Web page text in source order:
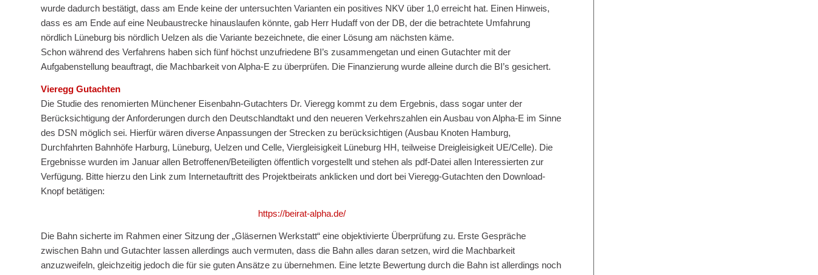
wurde dadurch bestätigt, dass am Ende keine der untersuchten Varianten ein positives NKV über 1,0 erreicht hat. Einen Hinweis,
dass es am Ende auf eine Neubaustrecke hinauslaufen könnte, gab Herr Hudaff von der DB, der die betrachtete Umfahrung
nördlich Lüneburg bis nördlich Uelzen als die Variante bezeichnete, die einer Lösung am nächsten käme.
Schon während des Verfahrens haben sich fünf höchst unzufriedene BI’s zusammengetan und einen Gutachter mit der
Aufgabenstellung beauftragt, die Machbarkeit von Alpha-E zu überprüfen. Die Finanzierung wurde alleine durch die BI’s gesichert.
Vieregg Gutachten
Die Studie des renomierten Münchener Eisenbahn-Gutachters Dr. Vieregg kommt zu dem Ergebnis, dass sogar unter der
Berücksichtigung der Anforderungen durch den Deutschlandtakt und den neueren Verkehrszahlen ein Ausbau von Alpha-E im Sinne
des DSN möglich sei. Hierfür wären diverse Anpassungen der Strecken zu berücksichtigen (Ausbau Knoten Hamburg,
Durchfahrten Bahnhöfe Harburg, Lüneburg, Uelzen und Celle, Viergleisigkeit Lüneburg HH, teilweise Dreigleisigkeit UE/Celle). Die
Ergebnisse wurden im Januar allen Betroffenen/Beteiligten öffentlich vorgestellt und stehen als pdf-Datei allen Interessierten zur
Verfügung. Bitte hierzu den Link zum Internetauftritt des Projektbeirats anklicken und dort bei Vieregg-Gutachten den Download-
Knopf betätigen:
https://beirat-alpha.de/
Die Bahn sicherte im Rahmen einer Sitzung der „Gläsernen Werkstatt“ eine objektivierte Überprüfung zu. Erste Gespräche
zwischen Bahn und Gutachter lassen allerdings auch vermuten, dass die Bahn alles daran setzen, wird die Machbarkeit
anzuzweifeln, gleichzeitig jedoch die für sie guten Ansätze zu übernehmen. Eine letzte Bewertung durch die Bahn ist allerdings noch